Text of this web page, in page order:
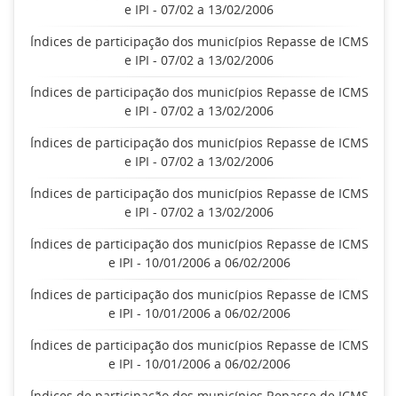
e IPI - 07/02 a 13/02/2006
Índices de participação dos municípios Repasse de ICMS
e IPI - 07/02 a 13/02/2006
Índices de participação dos municípios Repasse de ICMS
e IPI - 07/02 a 13/02/2006
Índices de participação dos municípios Repasse de ICMS
e IPI - 07/02 a 13/02/2006
Índices de participação dos municípios Repasse de ICMS
e IPI - 07/02 a 13/02/2006
Índices de participação dos municípios Repasse de ICMS
e IPI - 10/01/2006 a 06/02/2006
Índices de participação dos municípios Repasse de ICMS
e IPI - 10/01/2006 a 06/02/2006
Índices de participação dos municípios Repasse de ICMS
e IPI - 10/01/2006 a 06/02/2006